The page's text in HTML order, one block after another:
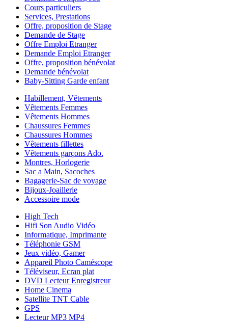
Cours particuliers
Services, Prestations
Offre, proposition de Stage
Demande de Stage
Offre Emploi Etranger
Demande Emploi Etranger
Offre, proposition bénévolat
Demande bénévolat
Baby-Sitting Garde enfant
Habillement, Vêtements
Vêtements Femmes
Vêtements Hommes
Chaussures Femmes
Chaussures Hommes
Vêtements fillettes
Vêtements garçons Ado.
Montres, Horlogerie
Sac a Main, Sacoches
Bagagerie-Sac de voyage
Bijoux-Joaillerie
Accessoire mode
High Tech
Hifi Son Audio Vidéo
Informatique, Imprimante
Téléphonie GSM
Jeux vidéo, Gamer
Appareil Photo Caméscope
Téléviseur, Ecran plat
DVD Lecteur Enregistreur
Home Cinema
Satellite TNT Cable
GPS
Lecteur MP3 MP4